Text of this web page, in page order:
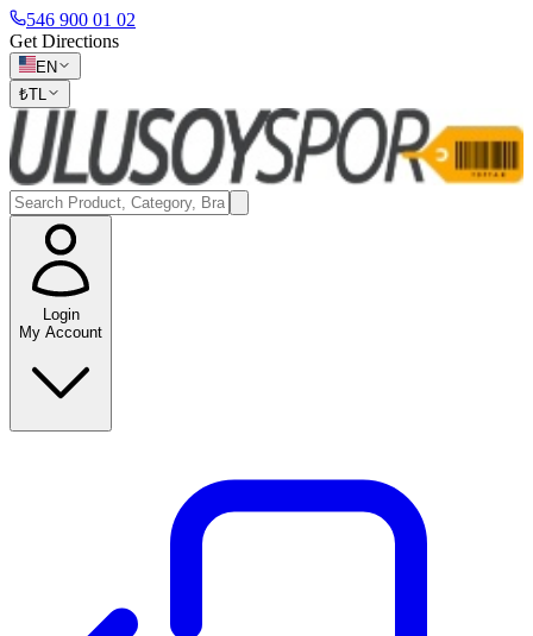
546 900 01 02
Get Directions
EN
₺TL
Login
My Account